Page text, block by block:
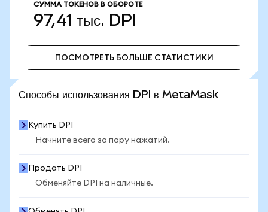
СУММА ТОКЕНОВ В ОБОРОТЕ
97,41 тыс. DPI
ПОСМОТРЕТЬ БОЛЬШЕ СТАТИСТИКИ
Способы использования DPI в MetaMask
Купить DPI
Начните всего за пару нажатий.
Продать DPI
Обменяйте DPI на наличные.